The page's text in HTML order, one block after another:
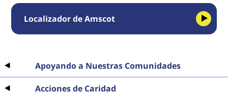
Localizador de Amscot
Apoyando a Nuestras Comunidades
Acciones de Caridad